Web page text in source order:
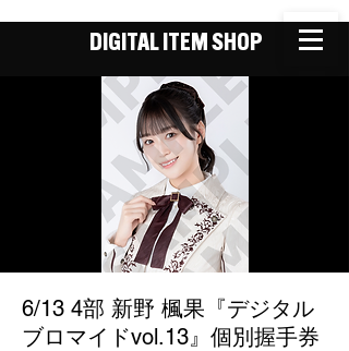
DIGITAL ITEM SHOP
6/13 4部 新野 楓果『デジタル
ブロマイドvol.13』個別握手券